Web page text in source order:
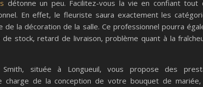
détonne un peu. Facilitez-vous la vie en confiant tout
En effet, le fleuriste saura exactement les
la décoration de la salle. Ce professionnel pourra
stock, retard de livraison, problème quant à la
située à Longueuil, vous propose des
charge de la conception de votre bouquet de